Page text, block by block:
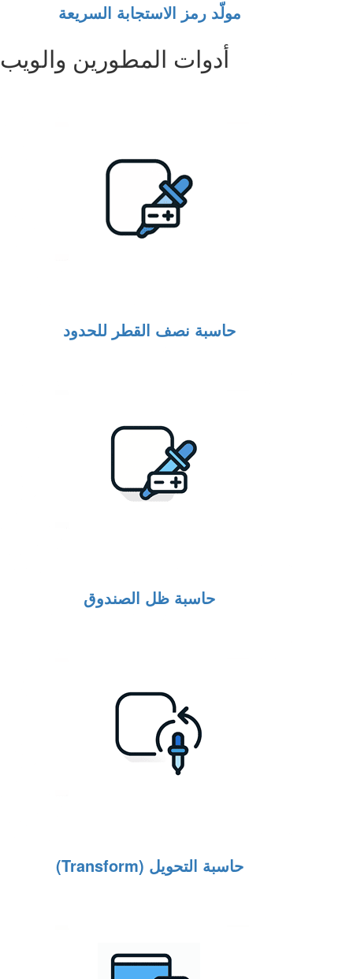
مولّد رمز الاستجابة السريعة
أدوات المطورين والويب
حاسبة نصف القطر للحدود
حاسبة ظل الصندوق
حاسبة التحويل (Transform)